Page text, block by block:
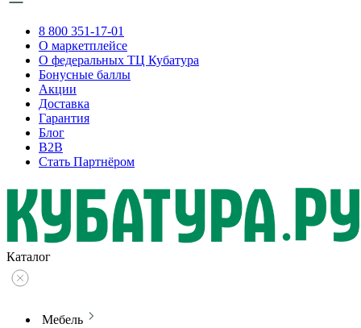
8 800 351-17-01
О маркетплейсе
О федеральных ТЦ Кубатура
Бонусные баллы
Акции
Доставка
Гарантия
Блог
B2B
Стать Партнёром
Каталог
Мебель